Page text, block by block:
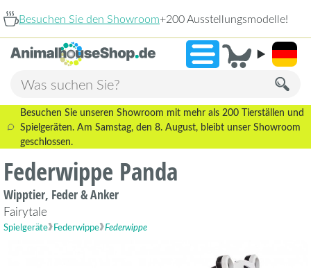
den Showroom+200 Ausstellungsmodelle!
Besuchen Sie unseren Showroom mit mehr als 200 Tierställen und
Spielgeräten. Am Samstag, den 8. August, bleibt unser Showroom
geschlossen.
Federwippe Panda
Wipptier, Feder & Anker
Fairytale
Spielgeräte Federwippe Federwippe